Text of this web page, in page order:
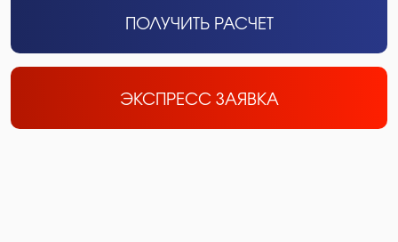
ПОЛУЧИТЬ РАСЧЕТ
ЭКСПРЕСС ЗАЯВКА